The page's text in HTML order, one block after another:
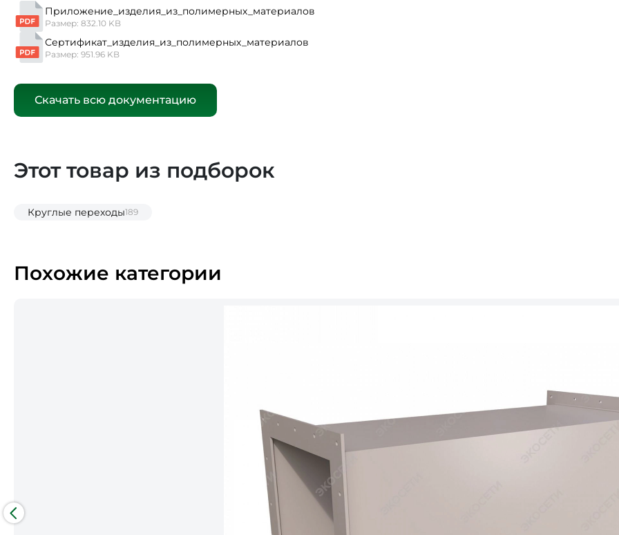
Приложение_изделия_из_полимерных_материалов
Размер: 832.10 KB
Сертификат_изделия_из_полимерных_материалов
Размер: 951.96 KB
Скачать всю документацию
Этот товар из подборок
Круглые переходы189
Похожие категории